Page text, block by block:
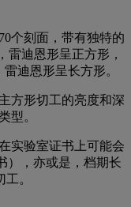
个刻面，带有独特的
雷迪恩形呈正方形，
迪恩形呈长方形。
方形切工的亮度和深
型。
实验室证书上可能会
），亦或是，档期长
。